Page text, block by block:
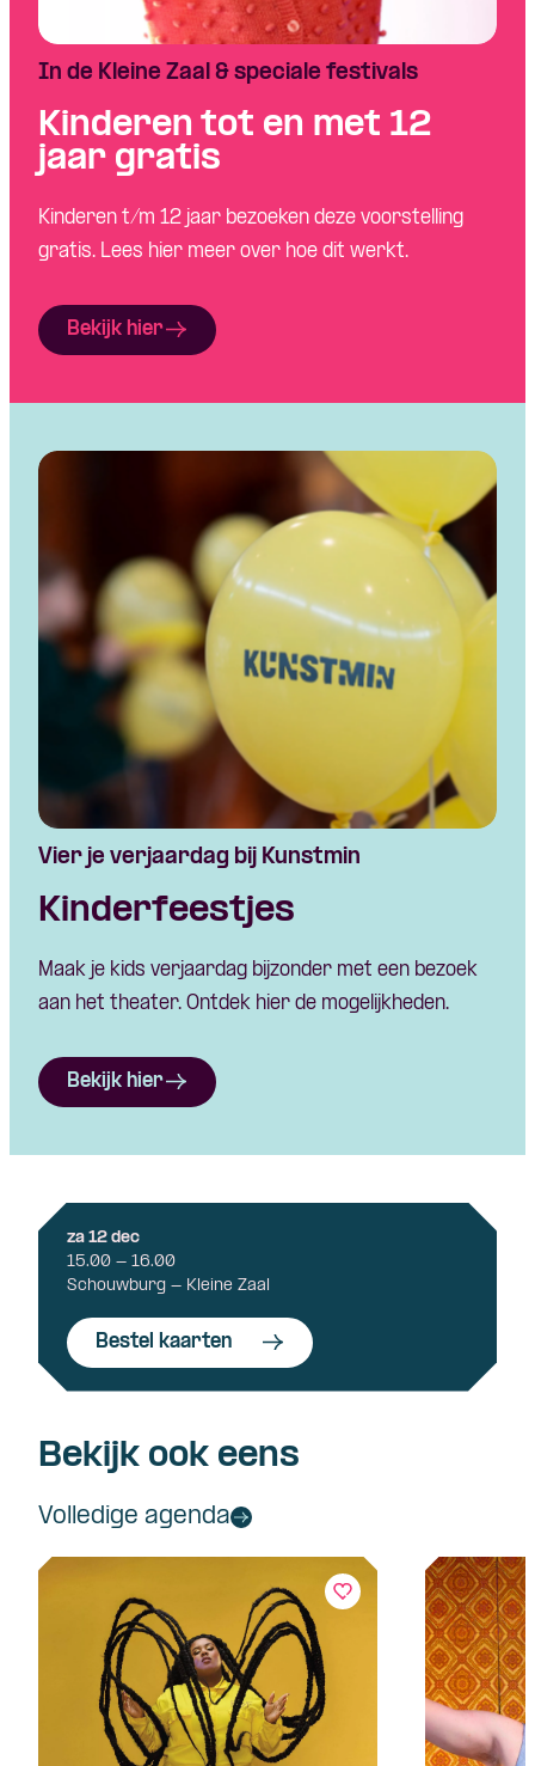
In de Kleine Zaal & speciale festivals
Kinderen tot en met 12
jaar gratis
Kinderen t/m 12 jaar bezoeken deze voorstelling
gratis. Lees hier meer over hoe dit werkt.
Bekijk hier
Vier je verjaardag bij Kunstmin
Kinderfeestjes
Maak je kids verjaardag bijzonder met een bezoek
aan het theater. Ontdek hier de mogelijkheden.
Bekijk hier
za 12 dec
15.00 - 16.00
Schouwburg - Kleine Zaal
Bestel kaarten
Bekijk ook eens
Volledige agenda